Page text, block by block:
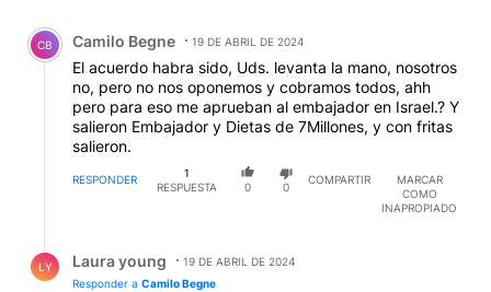
Comentario de Camilo Begne.
CB Camilo Begne 19 DE ABRIL DE 2024
El acuerdo habra sido, Uds. levanta la mano, nosotros
no, pero no nos oponemos y cobramos todos, ahh
pero para eso me aprueban al embajador en Israel.? Y
salieron Embajador y Dietas de 7Millones, y con fritas
salieron.
RESPONDER
1
RESPUESTA
0 0
COMPARTIR
MARCAR
COMO
INAPROPIADO
LY Laura young
19 DE ABRIL DE 2024
Responder a Camilo Begne